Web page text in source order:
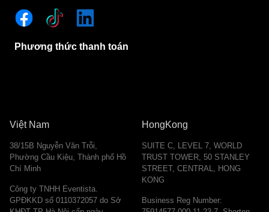
Phương thức thanh toán
Việt Nam
38/15B Nguyễn Văn Trỗi,
Phường Cầu Kiệu, Thành phố Hồ
Chí Minh
Công ty TNHH Eventista.
GPĐKKD số 0110372057 do Sở
HongKong
SUITE C, LEVEL 7, WORLD
TRUST TOWER, 50 STANLEY
STREET, CENTRAL, HONG
KONG
Business Reg Number: